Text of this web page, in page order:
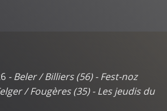
-Beler / Billiers (56) - Fest-noz
/ Fougères (35) - Les jeudis du